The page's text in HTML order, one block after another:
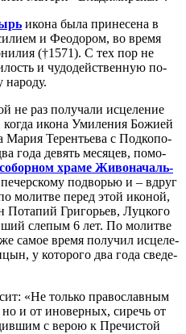
ико­на бы­ла при­не­се­на в
и Фе­о­до­ром, во вре­мя
(†1571). С тех пор не
и чу­до­дей­ствен­ную по­
на­ро­ду.
не раз по­лу­ча­ли ис­це­ле­ние
ико­на Уми­ле­ния Бо­жи­ей
Ма­рия Те­рен­тье­ва с Под­ко­по­
го­да де­вять ме­ся­цев, по­мо­
со­бор­ном хра­ме Жи­во­на­чаль­
по­дво­рью и – вдруг
мо­лит­ве пе­ред этой ико­ной,
По­та­пий Гри­горь­ев, Луц­ко­го
сле­пым 6 лет. По мо­лит­ве
са­мое вре­мя по­лу­чил ис­це­ле­
у ко­то­ро­го два го­да све­де­
«Не толь­ко пра­во­слав­ным
и от ино­вер­ных, си­речь от
с ве­рою к Пре­чи­стой